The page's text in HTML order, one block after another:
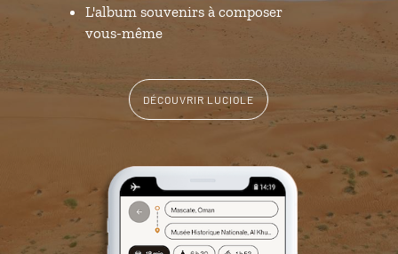
L'album souvenirs à composer
vous-même
DÉCOUVRIR LUCIOLE